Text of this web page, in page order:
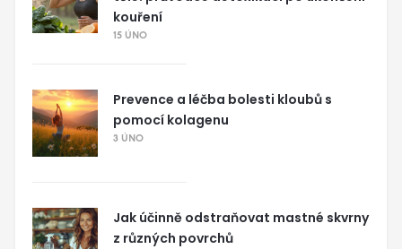
kouření
15 ÚNO
Prevence a léčba bolesti kloubů s
pomocí kolagenu
3 ÚNO
Jak účinně odstraňovat mastné skvrny
z různých povrchů